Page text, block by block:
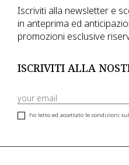
Iscriviti alla newsletter e
in anteprima ed
promozioni esclusive
ISCRIVITI ALLA
ho letto ed accettato le condizioni